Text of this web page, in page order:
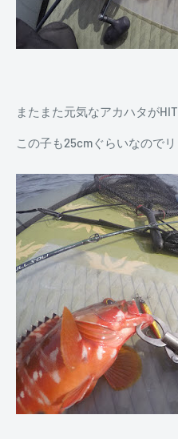
またまた元気なアカハタがHIT
この子も25cmぐらいなので